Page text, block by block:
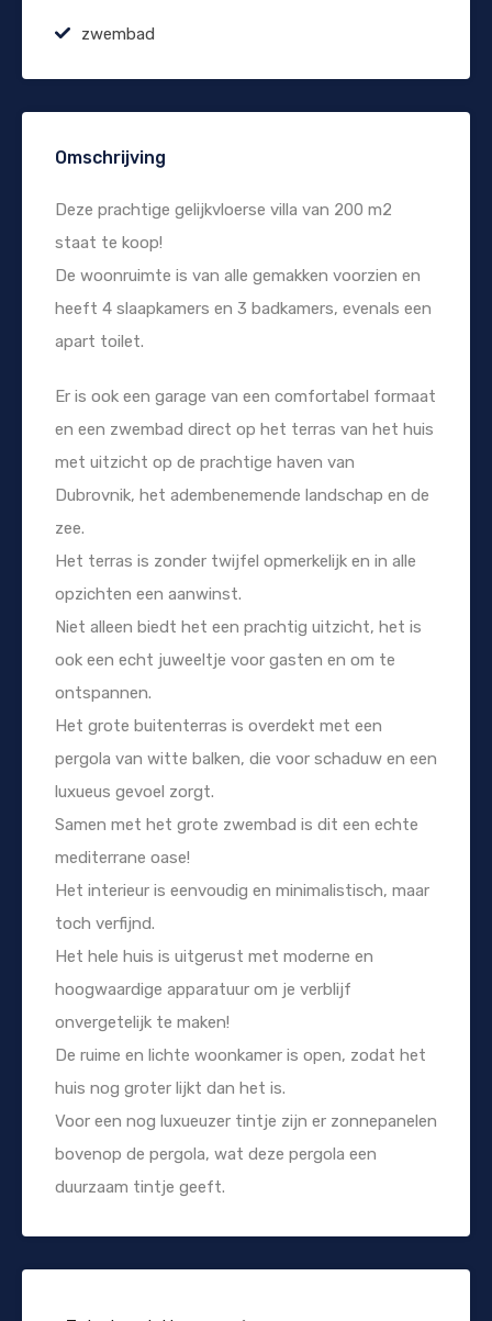
zwembad
Omschrijving
Deze prachtige gelijkvloerse villa van 200 m2
staat te koop!
De woonruimte is van alle gemakken voorzien en
heeft 4 slaapkamers en 3 badkamers, evenals een
apart toilet.
Er is ook een garage van een comfortabel formaat
en een zwembad direct op het terras van het huis
met uitzicht op de prachtige haven van
Dubrovnik, het adembenemende landschap en de
zee.
Het terras is zonder twijfel opmerkelijk en in alle
opzichten een aanwinst.
Niet alleen biedt het een prachtig uitzicht, het is
ook een echt juweeltje voor gasten en om te
ontspannen.
Het grote buitenterras is overdekt met een
pergola van witte balken, die voor schaduw en een
luxueus gevoel zorgt.
Samen met het grote zwembad is dit een echte
mediterrane oase!
Het interieur is eenvoudig en minimalistisch, maar
toch verfijnd.
Het hele huis is uitgerust met moderne en
hoogwaardige apparatuur om je verblijf
onvergetelijk te maken!
De ruime en lichte woonkamer is open, zodat het
huis nog groter lijkt dan het is.
Voor een nog luxueuzer tintje zijn er zonnepanelen
bovenop de pergola, wat deze pergola een
duurzaam tintje geeft.